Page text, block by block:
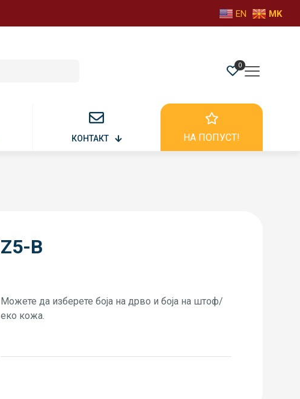
EN MK
0
КОНТАКТ НА ПОПУСТ!
Z5-B
Можете да изберете боја на дрво и боја на штоф/
еко кожа.